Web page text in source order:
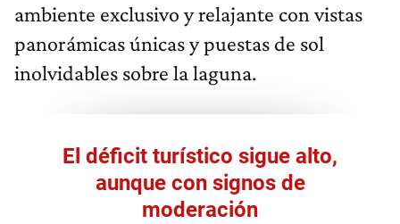
ambiente exclusivo y relajante con vistas
panorámicas únicas y puestas de sol
inolvidables sobre la laguna.
El déficit turístico sigue alto,
aunque con signos de
moderación